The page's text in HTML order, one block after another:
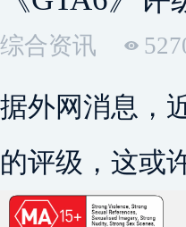
综合资讯
据外网消息，
的评级，这或